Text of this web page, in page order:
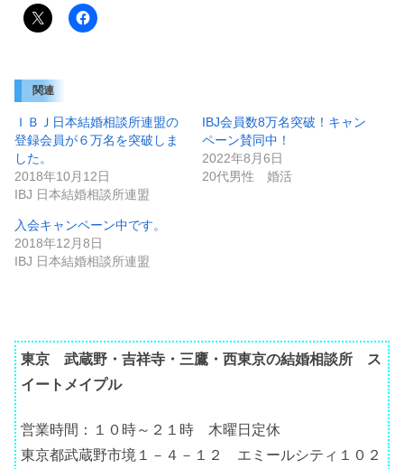
関連
ＩＢＪ日本結婚相談所連盟の
登録会員が６万名を突破しま
した。
2018年10月12日
IBJ 日本結婚相談所連盟
IBJ会員数8万名突破！キャン
ペーン賛同中！
2022年8月6日
20代男性 婚活
入会キャンペーン中です。
2018年12月8日
IBJ 日本結婚相談所連盟
東京 武蔵野・吉祥寺・三鷹・西東京の結婚相談所 ス
イートメイプル
営業時間：１０時～２１時 木曜日定休
東京都武蔵野市境１－４－１２ エミールシティ１０２